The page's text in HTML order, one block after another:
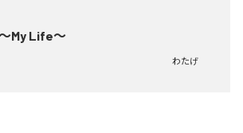
My Life～
わたげ